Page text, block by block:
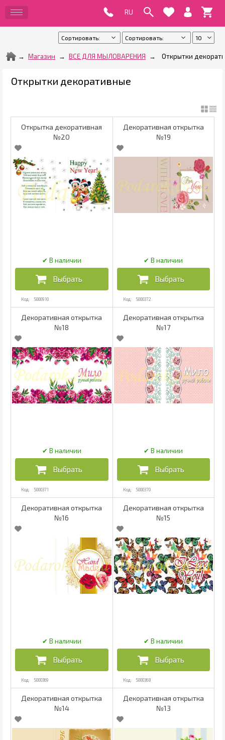
Магазин ВСЕ ДЛЯ МЫЛОВАРЕНИЯ Открытки
Открытки декоративные
Открытка декоративная
№20
5000910
Декоративная открытка
№19
5000372
Декоративная открытка
№18
5000371
Декоративная открытка
№17
5000370
Декоративная открытка
№16
5000369
Декоративная открытка
№15
5000368
Декоративная открытка
№14
Декоративная открытка
№13